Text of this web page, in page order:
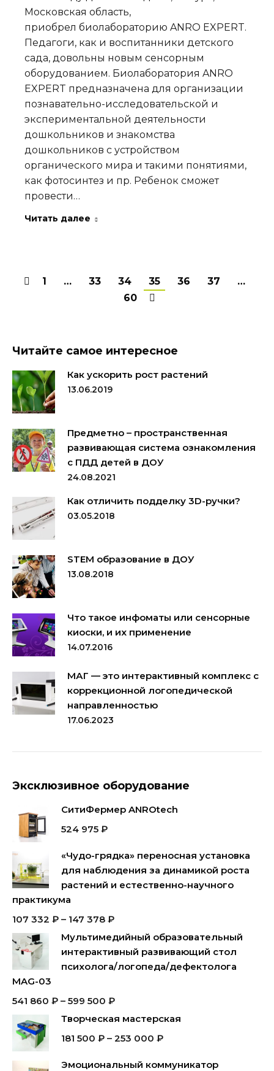
Московская область,
приобрел биолабораторию ANRO EXPERT.
Педагоги, как и воспитанники детского
сада, довольны новым сенсорным
оборудованием. Биолаборатория ANRO
EXPERT предназначена для организации
познавательно-исследовательской и
экспериментальной деятельности
дошкольников и знакомства
дошкольников с устройством
органического мира и такими понятиями,
как фотосинтез и пр. Ребенок сможет
провести…
Читать далее
1 … 33 34 35 36 37
…
60
Читайте самое интересное
Как ускорить рост растений
13.06.2019
Предметно – пространственная
развивающая система ознакомления
с ПДД детей в ДОУ
24.08.2021
Как отличить подделку 3D-ручки?
03.05.2018
STEM образование в ДОУ
13.08.2018
Что такое инфоматы или сенсорные
киоски, и их применение
14.07.2016
МАГ — это интерактивный комплекс с
коррекционной логопедической
направленностью
17.06.2023
Эксклюзивное оборудование
СитиФермер ANROtech
524 975 ₽
«Чудо-грядка» переносная установка
для наблюдения за динамикой роста
растений и естественно-научного
практикума
107 332 ₽ – 147 378 ₽
Мультимедийный образовательный
интерактивный развивающий стол
психолога/логопеда/дефектолога
MAG-03
541 860 ₽ – 599 500 ₽
Творческая мастерская
181 500 ₽ – 253 000 ₽
Эмоциональный коммуникатор